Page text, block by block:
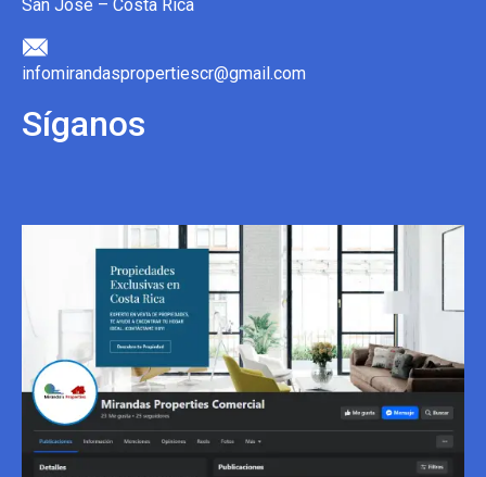
San José – Costa Rica
infomirandaspropertiescr@gmail.com
Síganos